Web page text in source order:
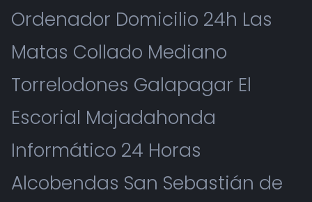
Ordenador Domicilio 24h Las
Matas Collado Mediano
Torrelodones Galapagar El
Escorial Majadahonda
Informático 24 Horas
Alcobendas San Sebastián de